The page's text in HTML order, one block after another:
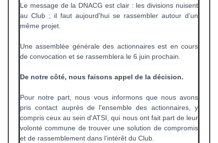
Le message de la DNACG est clair : les divisions nuisent
au Club ; il faut aujourd'hui se rassembler autour d'un
même projet.
Une assemblée générale des actionnaires est en cours
de convocation et se rassemblera le 6 juin prochain.
De notre côté, nous faisons appel de la décision.
Pour notre part, nous vous informons que nous avons
pris contact auprès de l'ensemble des actionnaires, y
compris ceux au sein d'ATSI, qui nous ont fait part de leur
volonté commune de trouver une solution de compromis
et de rassemblement dans l'intérêt du Club.